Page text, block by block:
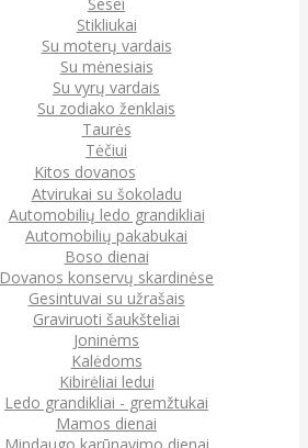
Stikliukai
Su moterų vardais
Su mėnesiais
Su vyrų vardais
Su zodiako ženklais
Taurės
Tėčiui
Kitos dovanos
Atvirukai su šokoladu
Automobilių ledo grandikliai
Automobilių pakabukai
Boso dienai
Dovanos konservų skardinėse
Gesintuvai su užrašais
Graviruoti šaukšteliai
Joninėms
Kalėdoms
Kibirėliai ledui
Ledo grandikliai - gremžtukai
Mamos dienai
Mindaugo karūnavimo dienai